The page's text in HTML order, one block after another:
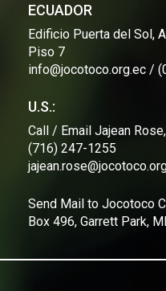
ECUADOR
Edificio Puerta del Sol,
Piso 7
info@jocotoco.org.ec /
U.S.:
Call / Email Jajean
(716) 247-1255
Send Mail to Jocotoco
Box 496, Garrett Park,